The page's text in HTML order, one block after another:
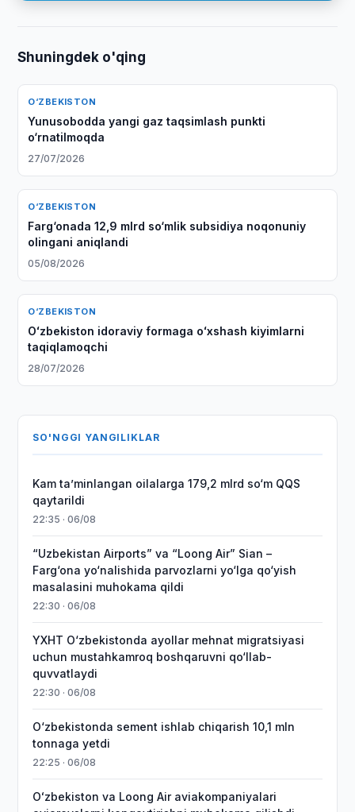
Shuningdek o'qing
O‘ZBEKISTON
Yunusobodda yangi gaz taqsimlash punkti
o‘rnatilmoqda
27/07/2026
O‘ZBEKISTON
Farg‘onada 12,9 mlrd so‘mlik subsidiya noqonuniy
olingani aniqlandi
05/08/2026
O‘ZBEKISTON
Oʻzbekiston idoraviy formaga oʻxshash kiyimlarni
taqiqlamoqchi
28/07/2026
SO'NGGI YANGILIKLAR
Kam taʼminlangan oilalarga 179,2 mlrd so‘m QQS
qaytarildi
22:35 · 06/08
“Uzbekistan Airports” va “Loong Air” Sian –
Farg‘ona yo‘nalishida parvozlarni yo‘lga qo‘yish
masalasini muhokama qildi
22:30 · 06/08
YXHT O‘zbekistonda ayollar mehnat migratsiyasi
uchun mustahkamroq boshqaruvni qo‘llab-
quvvatlaydi
22:30 · 06/08
O‘zbekistonda sement ishlab chiqarish 10,1 mln
tonnaga yetdi
22:25 · 06/08
Oʻzbekiston va Loong Air aviakompaniyalari